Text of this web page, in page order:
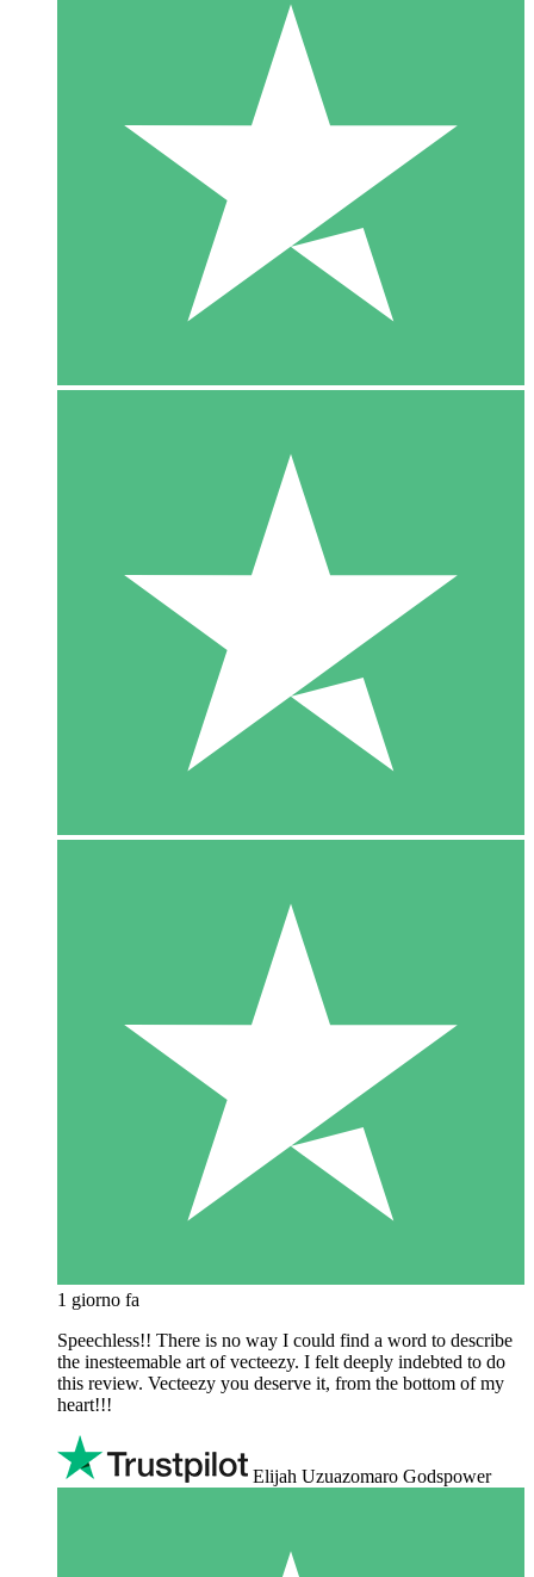
1 giorno fa
Speechless!! There is no way I could find a word to describe
the inesteemable art of vecteezy. I felt deeply indebted to do
this review. Vecteezy you deserve it, from the bottom of my
heart!!!
Elijah Uzuazomaro Godspower